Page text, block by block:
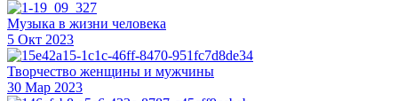
Музыка в жизни человека
5 Окт 2023
Творчество женщины и мужчины
30 Мар 2023